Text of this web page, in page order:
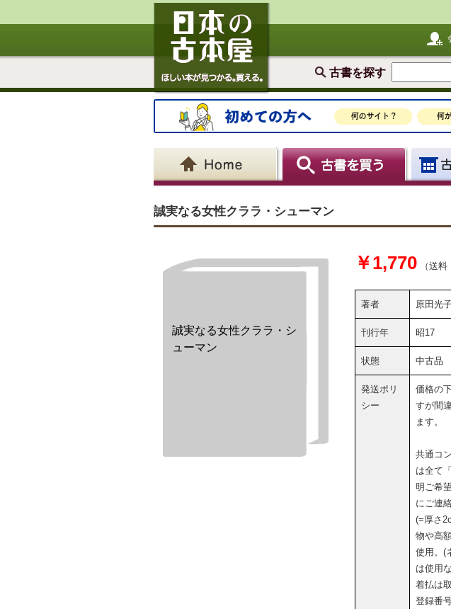
古書を探す
誠実なる女性クララ・シューマン
誠実なる女性クララ・シ
ューマン
￥1,770 （送料
著者 原田光
刊行年 昭17
状態 中古品
発送ポリ
シー
価格の
すが間
ます。
共通コ
は全て
明ご希
にご連
(=厚さ
物や高
使用。(
は使用
着払は
登録番